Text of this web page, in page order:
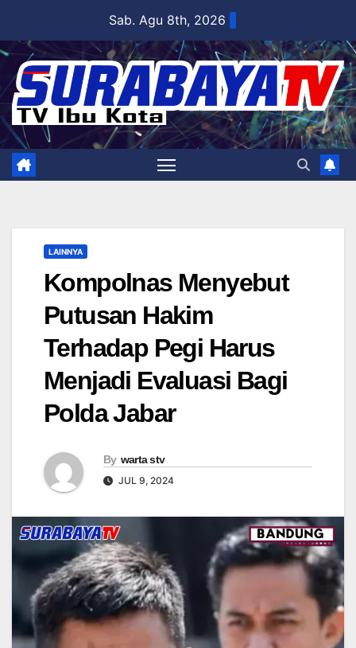
content
Sab. Agu 8th, 2026
LAINNYA
Kompolnas Menyebut
Putusan Hakim
Terhadap Pegi Harus
Menjadi Evaluasi Bagi
Polda Jabar
By warta stv
JUL 9, 2024